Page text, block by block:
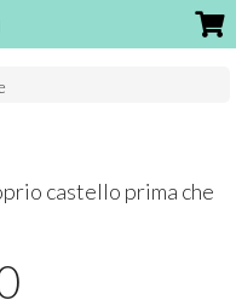
castello prima che